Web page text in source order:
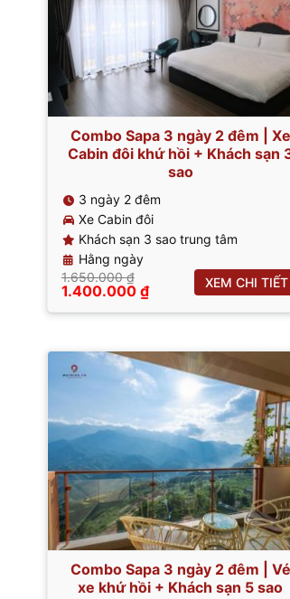
Combo Sapa 3 ngày 2 đêm | Xe
Cabin đôi khứ hồi + Khách sạn
sao
3 ngày 2 đêm
Xe Cabin đôi
Khách sạn 3 sao trung tâm
Hằng ngày
1.650.000₫
Giá
là:
1.400.000 ₫Giá
hiện
tại
1.400.000 ₫.
XEM CHI TIẾT
Combo Sapa 3 ngày 2 đêm | Vé
xe khứ hồi + Khách sạn 5 sao